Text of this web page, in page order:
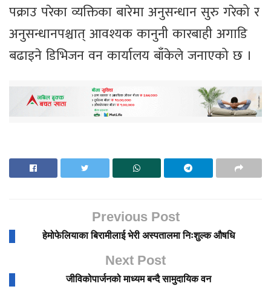
पक्राउ परेका व्यक्तिका बारेमा अनुसन्धान सुरु गरेको र
अनुसन्धानपश्चात् आवश्यक कानुनी कारबाही अगाडि
बढाइने डिभिजन वन कार्यालय बाँकेले जनाएको छ ।
Previous Post
हेमोफेलियाका बिरामीलाई भेरी अस्पतालमा निःशुल्क औषधि
Next Post
जीविकोपार्जनको माध्यम बन्दै सामुदायिक वन